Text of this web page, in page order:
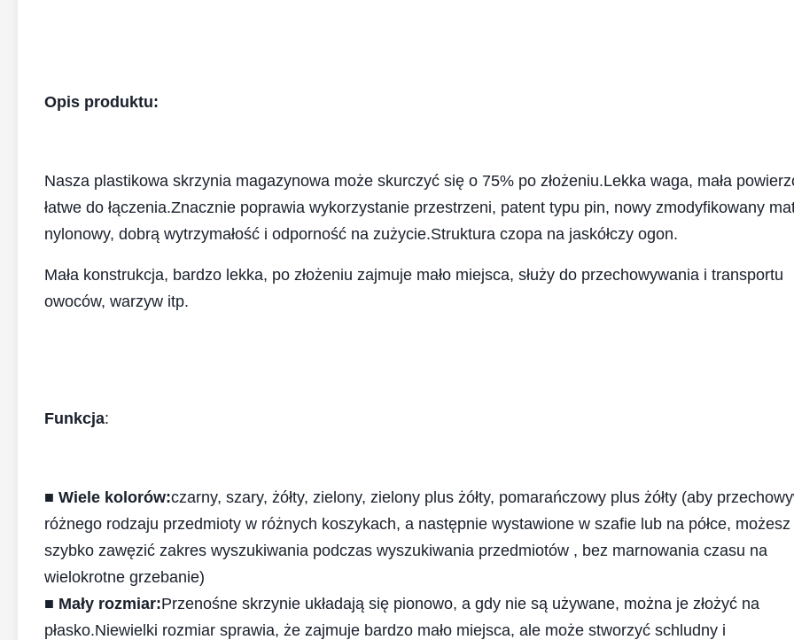
Opis produktu:
Nasza plastikowa skrzynia magazynowa może skurczyć się o 75% po złożeniu.Lekka waga, mała
łatwe do łączenia.Znacznie poprawia wykorzystanie przestrzeni, patent typu pin, nowy zmodyfikowany
nylonowy, dobrą wytrzymałość i odporność na zużycie.Struktura czopa na jaskółczy ogon.
Mała konstrukcja, bardzo lekka, po złożeniu zajmuje mało miejsca, służy do przechowywania i transportu
owoców, warzyw itp.
Funkcja:
■ Wiele kolorów:czarny, szary, żółty, zielony, zielony plus żółty, pomarańczowy plus żółty (aby
różnego rodzaju przedmioty w różnych koszykach, a następnie wystawione w szafie lub na półce, możesz
szybko zawęzić zakres wyszukiwania podczas wyszukiwania przedmiotów , bez marnowania czasu na
wielokrotne grzebanie)
■ Mały rozmiar:Przenośne skrzynie układają się pionowo, a gdy nie są używane, można je złożyć na
płasko.Niewielki rozmiar sprawia, że ​​zajmuje bardzo mało miejsca, ale może stworzyć schludny i